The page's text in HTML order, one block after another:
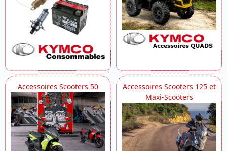
Accessoires Scooters 50
Accessoires Scooters 125 et
Maxi-Scooters